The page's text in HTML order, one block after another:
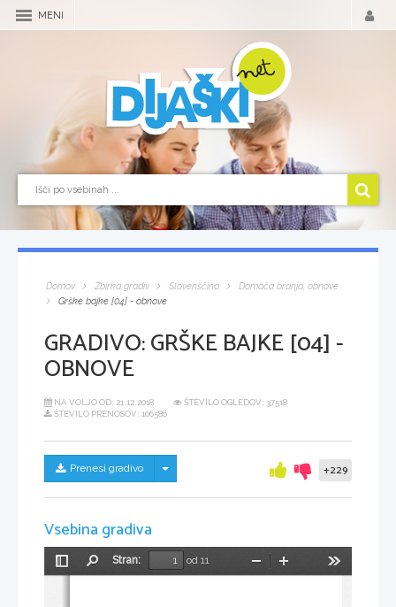
MENI
Domov Zbirka gradiv Slovenščina
Domača branja, obnove
Grške bajke [04] - obnove
GRADIVO:GRŠKE BAJKE [04] -
OBNOVE
NA VOLJO OD: 21.12.2018
ŠTEVILO OGLEDOV: 37518
ŠTEVILO PRENOSOV: 106586
Prenesi gradivo Skrij/prikaži meni +229
Vsebina gradiva
Preklopi
Stran:
od 11
Pomanjšaj